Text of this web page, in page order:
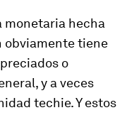
monetaria hecha
obviamente tiene
o
y a veces
techie. Y estos